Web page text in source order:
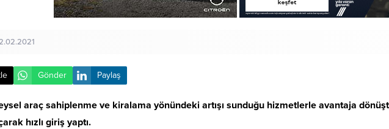
Gönder Paylaş
araç sahiplenme ve kiralama yönündeki artışı sunduğu hizmetlerle avantaja
hızlı giriş yaptı.